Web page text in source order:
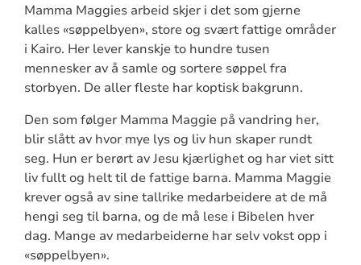
Mamma Maggies arbeid skjer i det som gjerne
kalles «søppelbyen», store og svært fattige områder
i Kairo. Her lever kanskje to hundre tusen
mennesker av å samle og sortere søppel fra
storbyen. De aller fleste har koptisk bakgrunn.
Den som følger Mamma Maggie på vandring her,
blir slått av hvor mye lys og liv hun skaper rundt
seg. Hun er berørt av Jesu kjærlighet og har viet sitt
liv fullt og helt til de fattige barna. Mamma Maggie
krever også av sine tallrike medarbeidere at de må
hengi seg til barna, og de må lese i Bibelen hver
dag. Mange av medarbeiderne har selv vokst opp i
«søppelbyen».